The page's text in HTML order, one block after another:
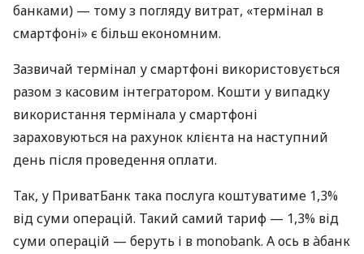
банками) — тому з погляду витрат, «термінал в
смартфоні» є більш економним.
Зазвичай термінал у смартфоні використовується
разом з касовим інтегратором. Кошти у випадку
використання термінала у смартфоні
зараховуються на рахунок клієнта на наступний
день після проведення оплати.
Так, у ПриватБанк така послуга коштуватиме 1,3%
від суми операцій. Такий самий тариф — 1,3% від
суми операцій — беруть і в monobank. А ось в àбанк